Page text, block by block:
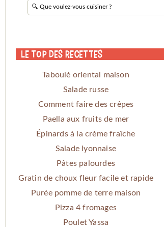
Le Top des Recettes
Taboulé oriental maison
Salade russe
Comment faire des crêpes
Paella aux fruits de mer
Épinards à la crème fraîche
Salade lyonnaise
Pâtes palourdes
Gratin de choux fleur facile et rapide
Purée pomme de terre maison
Pizza 4 fromages
Poulet Yassa